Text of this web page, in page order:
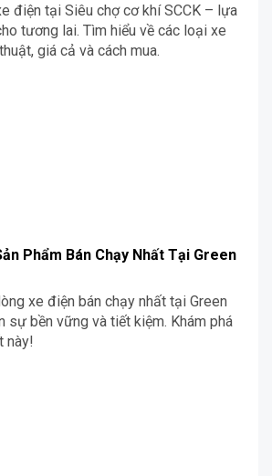
điện tại Siêu chợ cơ khí SCCK – lựa
tương lai. Tìm hiểu về các loại xe
giá cả và cách mua.
Phẩm Bán Chạy Nhất Tại Green
xe điện bán chạy nhất tại Green
sự bền vững và tiết kiệm. Khám phá
này!